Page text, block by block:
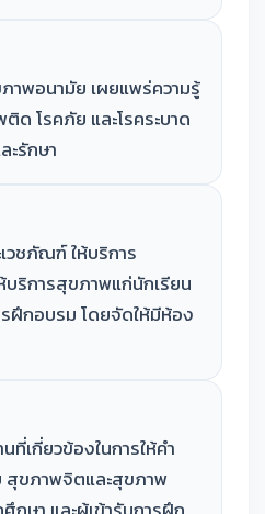
าพอนามัย เผยแพร่ความรู้
ด โรคภัย และโรคระบาด
ะรักษา
วชภัณฑ์ ให้บริการ
บริการสุขภาพแก่นักเรียน
ฝึกอบรม โดยจัดให้มีห้อง
ที่เกี่ยวข้องในการให้คำ
สุขภาพจิตและสุขภาพ